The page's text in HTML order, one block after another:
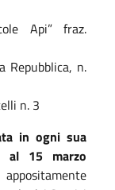
Api” fraz.
Repubblica, n.
n. 3
in ogni sua
al 15 marzo